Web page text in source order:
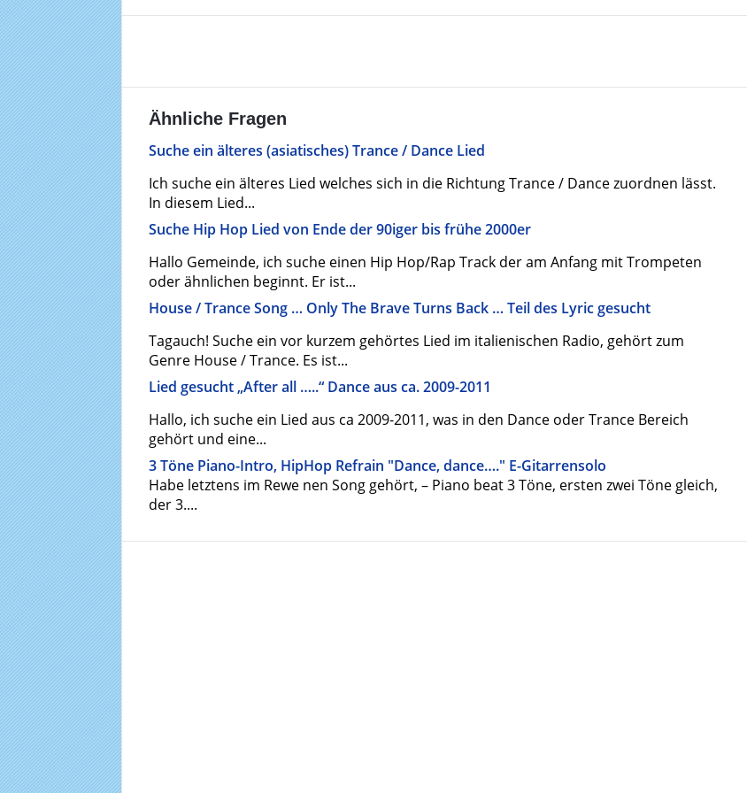
Ähnliche Fragen
Suche ein älteres (asiatisches) Trance / Dance Lied
Ich suche ein älteres Lied welches sich in die Richtung Trance / Dance zuordnen lässt.
In diesem Lied...
Suche Hip Hop Lied von Ende der 90iger bis frühe 2000er
Hallo Gemeinde, ich suche einen Hip Hop/Rap Track der am Anfang mit Trompeten
oder ähnlichen beginnt. Er ist...
House / Trance Song … Only The Brave Turns Back … Teil des Lyric gesucht
Tagauch! Suche ein vor kurzem gehörtes Lied im italienischen Radio, gehört zum
Genre House / Trance. Es ist...
Lied gesucht „After all …..“ Dance aus ca. 2009-2011
Hallo, ich suche ein Lied aus ca 2009-2011, was in den Dance oder Trance Bereich
gehört und eine...
3 Töne Piano-Intro, HipHop Refrain "Dance, dance…." E-Gitarrensolo
Habe letztens im Rewe nen Song gehört, – Piano beat 3 Töne, ersten zwei Töne gleich,
der 3....